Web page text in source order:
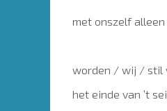
met onszelf
worden / wij / stil
het einde van ’t